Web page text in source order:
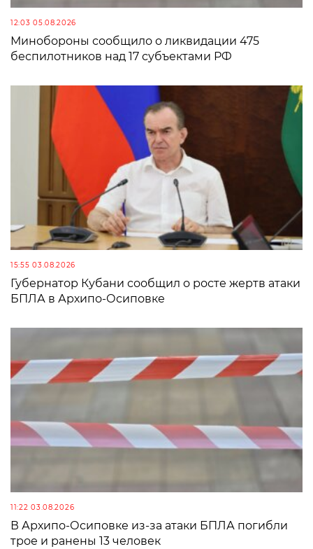
12:03 05.08.2026
Минобороны сообщило о ликвидации 475
беспилотников над 17 субъектами РФ
15:55 03.08.2026
Губернатор Кубани сообщил о росте жертв атаки
БПЛА в Архипо-Осиповке
11:22 03.08.2026
В Архипо-Осиповке из-за атаки БПЛА погибли
трое и ранены 13 человек